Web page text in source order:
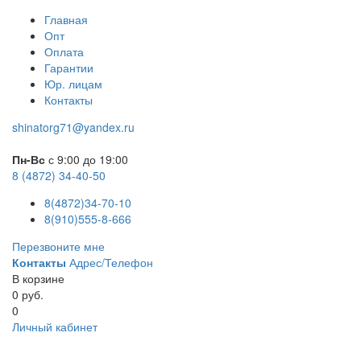
Главная
Опт
Оплата
Гарантии
Юр. лицам
Контакты
shinatorg71@yandex.ru
Пн-Вс с 9:00 до 19:00
8 (4872) 34-40-50
8(4872)34-70-10
8(910)555-8-666
Перезвоните мне
Контакты Адрес/Телефон
В корзине
0 руб.
0
Личный кабинет